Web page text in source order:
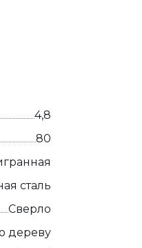
4,8
80
сталь
Сверло
дереву